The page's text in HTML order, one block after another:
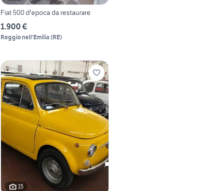
Fiat 500 d'epoca da restaurare
1.900 €
Reggio nell'Emilia (RE)
15